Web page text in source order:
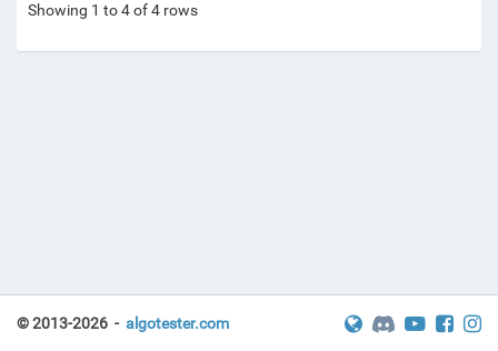
Showing 1 to 4 of 4 rows
© 2013-2026 - algotester.com